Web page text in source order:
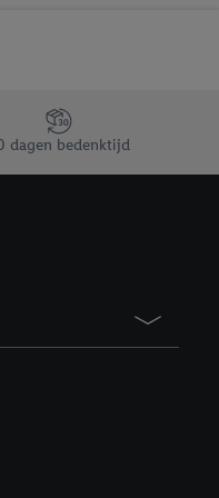
dagen bedenktijd